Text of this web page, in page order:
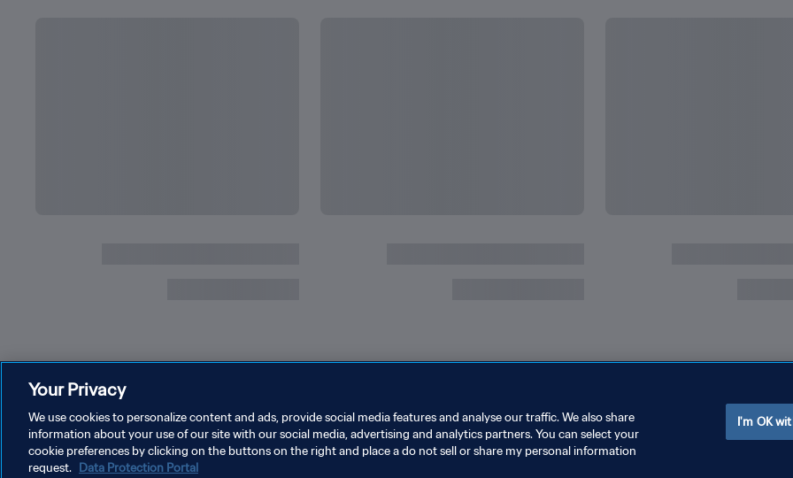
حقوق النشر والطبع والتأليف © ١٩٩٤ - ٢٠٢٦ FIFA. جميع الحقوق محفوظة.
Your Privacy
We use cookies to personalize content and ads, provide social media features and analyse our traffic. We also share
information about your use of our site with our social media, advertising and analytics partners. You can select your
cookie preferences by clicking on the buttons on the right and place a do not sell or share my personal information
request. Data Protection Portal
I'm OK